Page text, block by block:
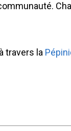
travers la